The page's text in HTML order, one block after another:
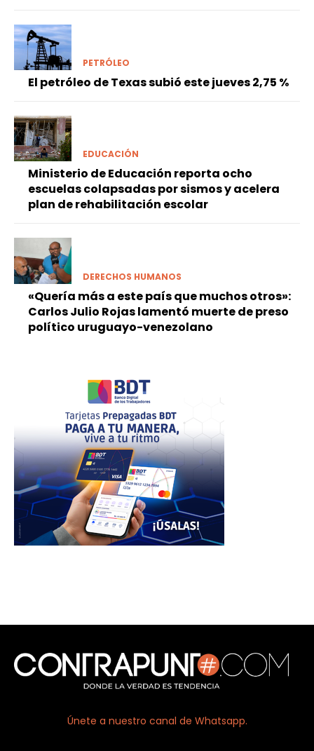
PETRÓLEO
El petróleo de Texas subió este jueves 2,75 %
EDUCACIÓN
Ministerio de Educación reporta ocho
escuelas colapsadas por sismos y acelera
plan de rehabilitación escolar
DERECHOS HUMANOS
«Quería más a este país que muchos otros»:
Carlos Julio Rojas lamentó muerte de preso
político uruguayo-venezolano
Únete a nuestro canal de Whatsapp.